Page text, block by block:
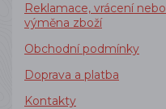
Reklamace, vrácení nebo
výměna zboží
Obchodní podmínky
Doprava a platba
Kontakty